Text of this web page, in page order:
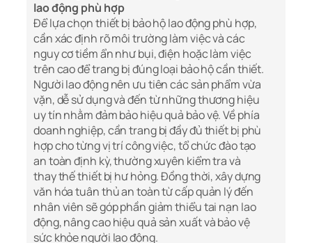
lao động phù hợp
Để lựa chọn thiết bị bảo hộ lao động phù hợp,
cần xác định rõ môi trường làm việc và các
nguy cơ tiềm ẩn như bụi, điện hoặc làm việc
trên cao để trang bị đúng loại bảo hộ cần thiết.
Người lao động nên ưu tiên các sản phẩm vừa
vặn, dễ sử dụng và đến từ những thương hiệu
uy tín nhằm đảm bảo hiệu quả bảo vệ. Về phía
doanh nghiệp, cần trang bị đầy đủ thiết bị phù
hợp cho từng vị trí công việc, tổ chức đào tạo
an toàn định kỳ, thường xuyên kiểm tra và
thay thế thiết bị hư hỏng. Đồng thời, xây dựng
văn hóa tuân thủ an toàn từ cấp quản lý đến
nhân viên sẽ góp phần giảm thiểu tai nạn lao
động, nâng cao hiệu quả sản xuất và bảo vệ
sức khỏe người lao động.